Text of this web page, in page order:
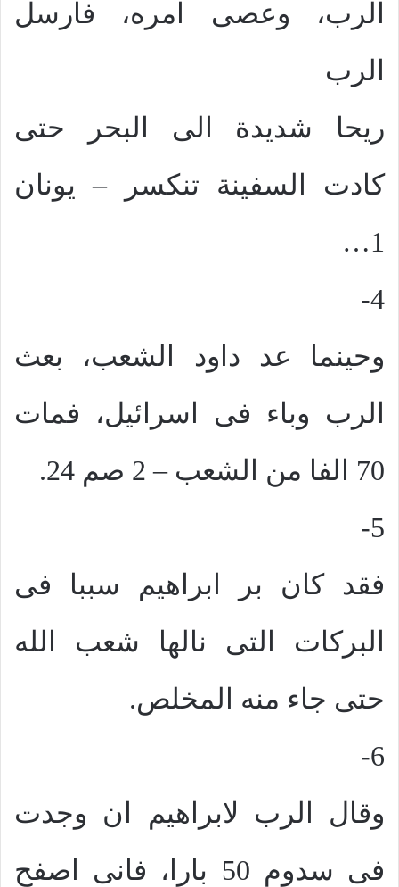
الرب، وعصى امره، فارسل
الرب
ريحا شديدة الى البحر حتى
كادت السفينة تنكسر – يونان
1…
4-
وحينما عد داود الشعب، بعث
الرب وباء فى اسرائيل، فمات
70 الفا من الشعب – 2 صم 24.
5-
فقد كان بر ابراهيم سببا فى
البركات التى نالها شعب الله
حتى جاء منه المخلص.
6-
وقال الرب لابراهيم ان وجدت
فى سدوم 50 بارا، فانى اصفح